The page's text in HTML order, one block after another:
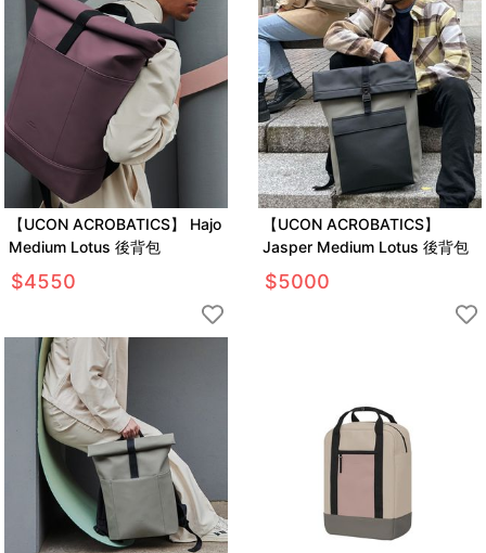
【UCON ACROBATICS】 Hajo
Medium Lotus 後背包
$4550
【UCON ACROBATICS】
Jasper Medium Lotus 後背包
$5000